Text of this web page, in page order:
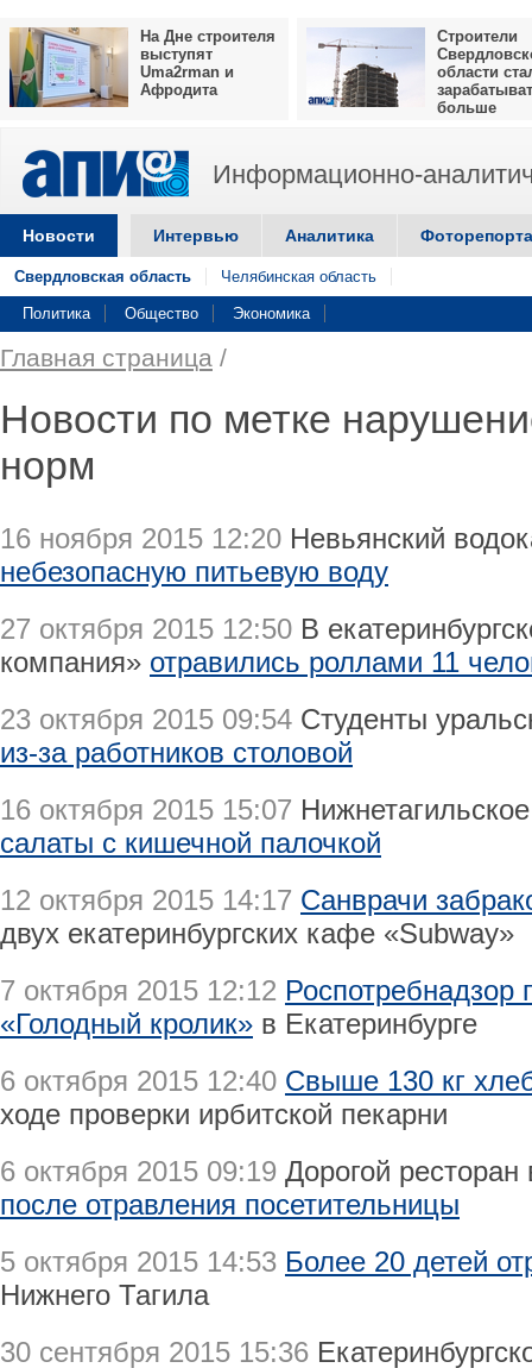
На Дне строителя
выступят
Uma2rman и
Афродита
Строители
области
больше
Информационно-
Новости Интервью Аналитика
Свердловская область Челябинская область
Политика Общество Экономика
Главная страница /
Новости по метке
норм
16 ноября 2015 12:20 Невьянский
небезопасную питьевую воду
27 октября 2015 12:50 В
компания» отравились роллами 11
23 октября 2015 09:54 Студенты
из-за работников столовой
16 октября 2015 15:07
салаты с кишечной палочкой
12 октября 2015 14:17 Санврачи
двух екатеринбургских кафе «Subway»
7 октября 2015 12:12 Роспотребнадзор
«Голодный кролик» в Екатеринбурге
6 октября 2015 12:40 Свыше 130 кг
ходе проверки ирбитской пекарни
6 октября 2015 09:19 Дорогой
после отравления посетительницы
5 октября 2015 14:53 Более 20 детей
Нижнего Тагила
30 сентября 2015 15:36